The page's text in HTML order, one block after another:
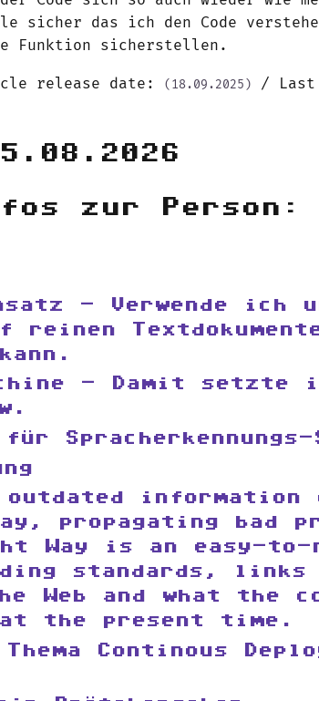
sicher das ich den Code
Funktion sicherstellen.
release date: (18.09.2025) / Last
zur Person:
- Verwende ich
reinen
- Damit setzte
Spracherkennungs-
information
propagating bad
Way is an easy-
standards,
Web and what the
the present time.
Continous